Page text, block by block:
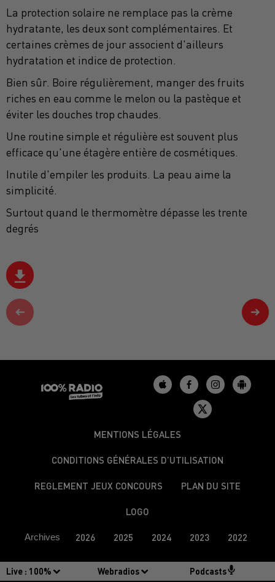
Live : 100% Webradios Podcasts
La protection solaire ne remplace pas la crème
hydratante, les deux sont complémentaires. Et
certaines crèmes de jour associent d'ailleurs
hydratation et indice de protection.
Bien sûr. Boire régulièrement, manger des fruits
riches en eau comme le melon ou la pastèque et
éviter les douches trop chaudes.
Une routine simple et régulière est souvent plus
efficace qu'une étagère entière de cosmétiques.
Inutile d'empiler les produits. La peau aime la
simplicité.
Surtout quand le thermomètre dépasse les trente
degrés
MENTIONS LÉGALES
CONDITIONS GÉNÉRALES D’UTILISATION
REGLEMENT JEUX CONCOURS PLAN DU SITE
LOGO
Archives 2026 2025 2024 2023 2022